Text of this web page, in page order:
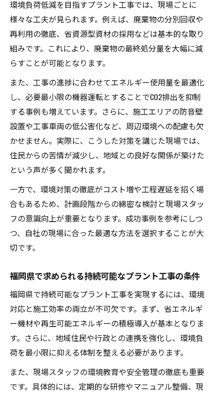
環境負荷低減を目指すプラント工事では、現場ごとに
様々な工夫が見られます。例えば、廃棄物の分別回収や
再利用の徹底、省資源型資材の採用などは基本的な取り
組みです。これにより、廃棄物の最終処分量を大幅に減
らすことが可能となります。
また、工事の進捗に合わせてエネルギー使用量を最適化
し、必要最小限の機器運転とすることでCO2排出を抑制
する事例も増えています。さらに、施工エリアの防音壁
設置や工事車両の低公害化など、周辺環境への配慮も欠
かせません。実際に、こうした対策を講じた現場では、
住民からの苦情が減少し、地域との良好な関係が築けた
という声が多く聞かれます。
一方で、環境対策の徹底がコスト増や工程遅延を招く場
合もあるため、計画段階からの綿密な検討と現場スタッ
フの意識向上が重要となります。成功事例を参考にしつ
つ、自社の現場に合った最適な方法を選択することが大
切です。
福岡県で求められる持続可能なプラント工事の条件
福岡県で持続可能なプラント工事を実現するには、環境
対応と施工効率の両立が不可欠です。まず、省エネルギ
ー機材や再生可能エネルギーの積極導入が基本となりま
す。さらに、地域住民や行政との連携を強化し、環境負
荷を最小限に抑える体制を整える必要があります。
また、現場スタッフの環境教育や安全管理の徹底も重要
です。具体的には、定期的な研修やマニュアル整備、現